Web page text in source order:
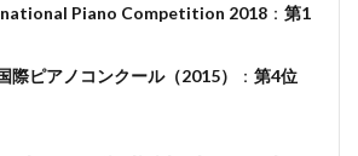
Piano Competition 2018 ： 第1
際ピアノコンクール（2015）
： 第4位